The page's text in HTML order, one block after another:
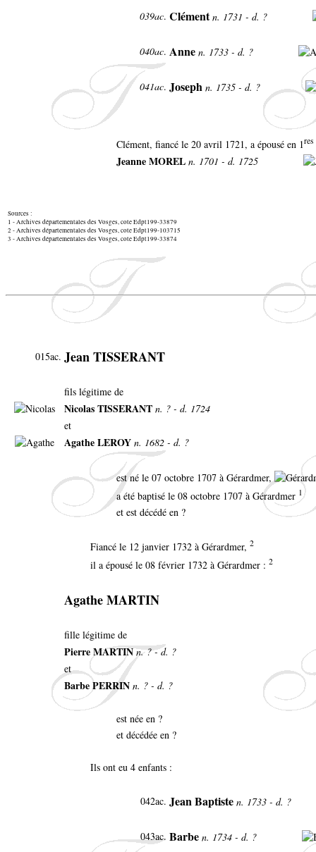
039ac. Clémentn. 1731 - d. ?
040ac. Anne n. 1733 - d. ?
041ac. Joseph n. 1735 - d. ?
Clément, fiancé le 20 avril 1721, a épousé en 1res
Jeanne MOREL n. 1701 - d. 1725
Sources :
1 - Archives départementales des Vosges, cote Edpt199-33879
2 - Archives départementales des Vosges, cote Edpt199-103715
3 - Archives départementales des Vosges, cote Edpt199-33874
015ac. Jean TISSERANT
fils légitime de
Nicolas TISSERANT n. ? - d. 1724
et
Agathe LEROY n. 1682 - d. ?
est né le 07 octobre 1707 à Gérardmer,
a été baptisé le 08 octobre 1707 à Gérardmer 1
et est décédé en ?
Fiancé le 12 janvier 1732 à Gérardmer, 2
il a épousé le 08 février 1732 à Gérardmer : 2
Agathe MARTIN
fille légitime de
Pierre MARTINn. ? - d. ?
et
Barbe PERRIN n. ? - d. ?
est née en ?
et décédée en ?
Ils ont eu 4 enfants :
042ac. Jean Baptiste n. 1733 - d. ?
043ac. Barbe n. 1734 - d. ?